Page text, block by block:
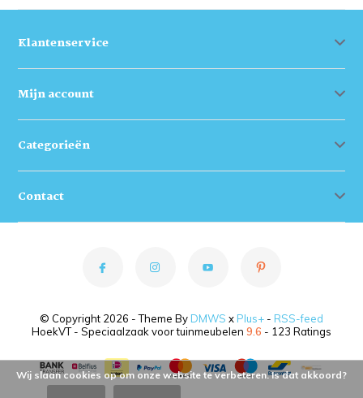
Klantenservice
Mijn account
Categorieën
Contact
© Copyright 2026 - Theme By DMWS x Plus+ - RSS-feed
HoekVT - Speciaalzaak voor tuinmeubelen 9.6 - 123 Ratings
Wij slaan cookies op om onze website te verbeteren. Is dat akkoord?